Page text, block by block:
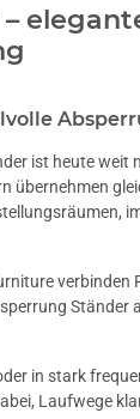
ist heute weit
übernehmen
Ständer
in stark
Laufwege